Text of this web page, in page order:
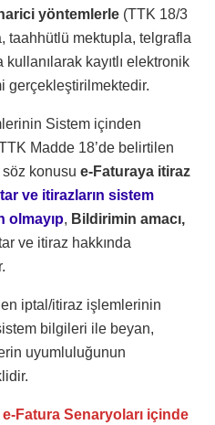
yöntemlerle (TTK 18/3
taahhütlü mektupla, telgrafla
kayıtlı elektronik
gerçekleştirilmektedir.
Sistem içinden
Madde 18’de belirtilen
konusu e-Faturaya itiraz
ve itirazların sistem
olmayıp, Bildirimin amacı,
ve itiraz hakkında
iptal/itiraz işlemlerinin
bilgileri ile beyan,
uyumluluğunun
Fatura Senaryoları içinde